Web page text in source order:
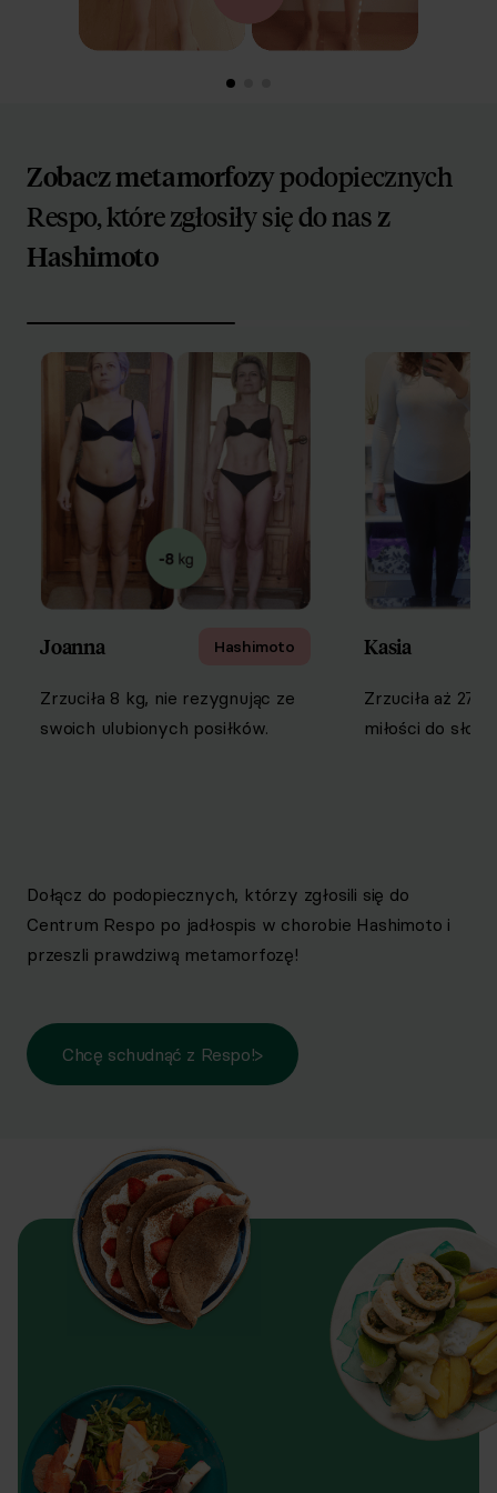
Zobacz metamorfozypodopiecznych
Respo, które zgłosiły się do nasz
Hashimoto
Joanna Hashimoto
Zrzuciła 8 kg, nie rezygnując ze
swoich ulubionych posiłków.
Kasia
Zrzuciła aż 27
miłości do
Dołącz do podopiecznych, którzy zgłosili się do
Centrum Respo po jadłospis w chorobie Hashimoto i
przeszli prawdziwą metamorfozę!
Chcę schudnąć z Respo!>